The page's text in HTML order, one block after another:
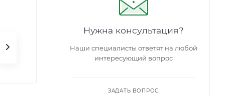
Нужна консультация?
Наши специалисты ответят на любой
интересующий вопрос
ЗАДАТЬ ВОПРОС